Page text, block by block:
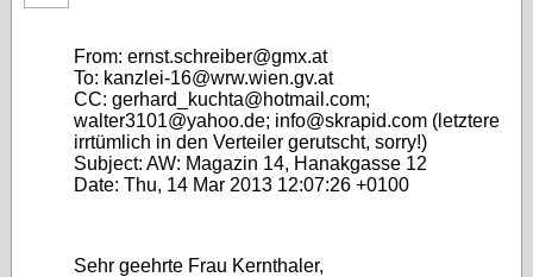
From: ernst.schreiber@gmx.at
To: kanzlei-16@wrw.wien.gv.at
CC: gerhard_kuchta@hotmail.com;
walter3101@yahoo.de; info@skrapid.com (letztere
irrtümlich in den Verteiler gerutscht, sorry!)
Subject: AW: Magazin 14, Hanakgasse 12
Date: Thu, 14 Mar 2013 12:07:26 +0100
Sehr geehrte Frau Kernthaler,